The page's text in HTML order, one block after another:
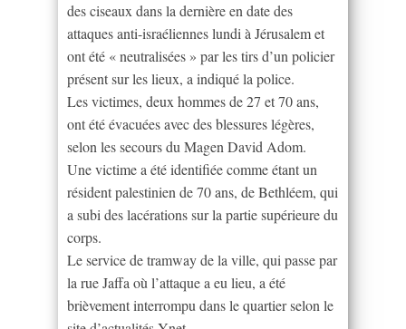
des ciseaux dans la dernière en date des
attaques anti-israéliennes lundi à Jérusalem et
ont été « neutralisées » par les tirs d’un policier
présent sur les lieux, a indiqué la police.
Les victimes, deux hommes de 27 et 70 ans,
ont été évacuées avec des blessures légères,
selon les secours du Magen David Adom.
Une victime a été identifiée comme étant un
résident palestinien de 70 ans, de Bethléem, qui
a subi des lacérations sur la partie supérieure du
corps.
Le service de tramway de la ville, qui passe par
la rue Jaffa où l’attaque a eu lieu, a été
brièvement interrompu dans le quartier selon le